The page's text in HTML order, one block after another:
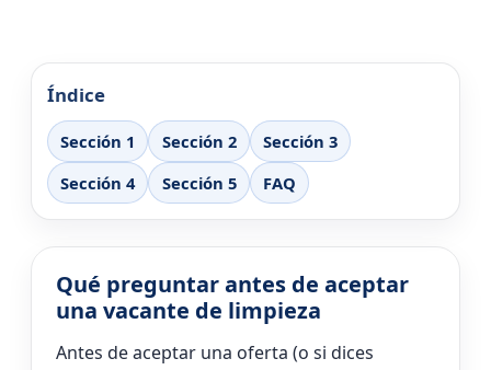
Índice
Sección 1 Sección 2
Sección 3
Sección 4
Sección 5 FAQ
Qué preguntar antes de aceptar
una vacante de limpieza
Antes de aceptar una oferta (o si dices